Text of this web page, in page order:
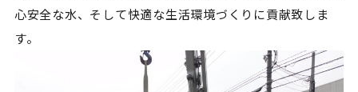
心安全な水、そして快適な生活環境づくりに貢献致しま
す。